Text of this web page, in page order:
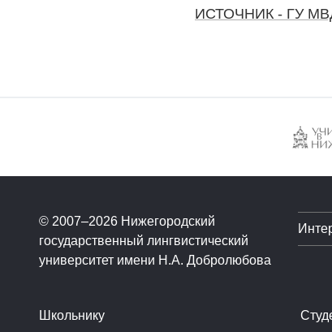
ИСТОЧНИК - ГУ МВД
© 2007–2026 Нижегородский
государственный лингвистический
университет имени Н.А. Добролюбова
Школьнику